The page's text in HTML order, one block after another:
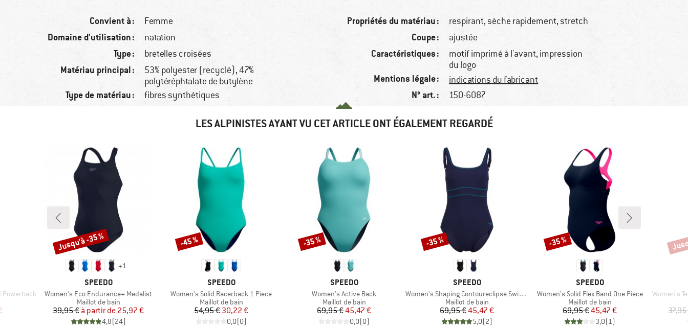
Convient à : Femme
Domaine d'utilisation : natation
Type : bretelles croisées
Matériau principal :
53% polyester (recyclé), 47%
polytéréphtalate de butylène
Type de matériau : fibres synthétiques
Propriétés du matériau : respirant, sèche rapidement, stretch
Coupe : ajustée
Caractéristiques :
motif imprimé à l'avant, impression
du logo
Mentions légale : indications du fabricant
N° art. : 150-6087
LES ALPINISTES AYANT VU CET ARTICLE ONT ÉGALEMENT REGARDÉ
Powerback
+1
MARQUE
SPEEDO
Article
Women's Eco Endurance+ Medalist
Product group
Maillot de bain
Prix
39,95 € Prix réduit
à partir de 25,97 €
4,8(24)
Remise
Jusqu'à -35 %
MARQUE
SPEEDO
Article
Women's Solid Racerback 1 Piece
Product group
Maillot de bain
Prix
54,95 € Prix réduit
30,22 €
0,0(0)
Remise
-45 %
MARQUE
SPEEDO
Article
Women's Active Back
Product group
Maillot de bain
Prix
69,95 €Prix réduit
45,47 €
0,0(0)
Remise
-35 %
MARQUE
SPEEDO
Article
Women's Shaping Contoureclipse Swimsuit
Product group
Maillot de bain
Prix
69,95 €Prix réduit
45,47 €
5,0(2)
Remise
-35 %
MARQUE
SPEEDO
Article
Women's Solid Flex Band One Piece
Product group
Maillot de bain
Prix
69,95 €Prix réduit
45,47 €
3,0(1)
Remise
-35 %
Article
Women's